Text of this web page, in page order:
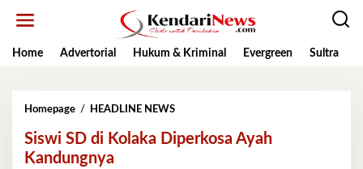
Home
Advertorial Hukum & Kriminal Evergreen Sultra
Homepage / HEADLINE NEWSSiswi
di
Siswi SD di Kolaka Diperkosa Ayah
Kandungnya